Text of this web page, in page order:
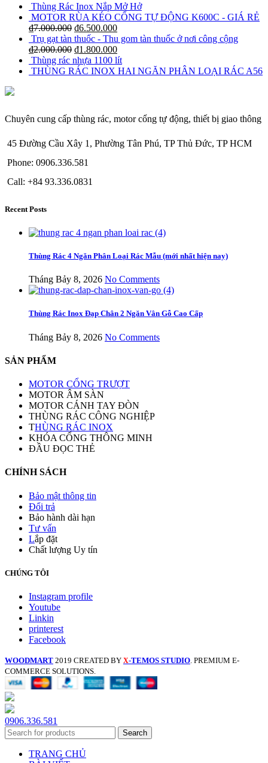
Thùng Rác Inox Nắp Mở Hở
MOTOR RÙA KÉO CỔNG TỰ ĐỘNG K600C - GIÁ RẺ
₫7.000.000 ₫6.500.000
Trụ gạt tàn thuốc - Thu gom tàn thuốc ở nơi công cộng
₫2.000.000 ₫1.800.000
Thùng rác nhựa 1100 lít
THÙNG RÁC INOX HAI NGĂN PHÂN LOẠI RÁC A56
Chuyên cung cấp thùng rác, motor cổng tự động, thiết bị giao thông
45 Đường Cầu Xây 1, Phường Tân Phú, TP Thủ Đức, TP HCM
Phone: 0906.336.581
Call: +84 93.336.0831
Recent Posts
Thùng Rác 4 Ngăn Phân Loại Rác Mẫu (mới nhất hiện nay)
Tháng Bảy 8, 2026 No Comments
Thùng Rác Inox Đạp Chân 2 Ngăn Vân Gỗ Cao Cấp
Tháng Bảy 8, 2026 No Comments
SẢN PHẨM
MOTOR CỔNG TRƯỢT
MOTOR ÂM SÀN
MOTOR CÁNH TAY ĐÒN
THÙNG RÁC CÔNG NGHIỆP
THÙNG RÁC INOX
KHÓA CỔNG THÔNG MINH
ĐẦU ĐỌC THẺ
CHÍNH SÁCH
Bảo mật thông tin
Đổi trả
Bảo hành dài hạn
Tư vấn
Lắp đặt
Chất lượng Uy tín
CHÚNG TÔI
Instagram profile
Youtube
Linkin
printerest
Facebook
WOODMART 2019 CREATED BY X-TEMOS STUDIO. PREMIUM E-
COMMERCE SOLUTIONS.
0906.336.581
Search
TRANG CHỦ